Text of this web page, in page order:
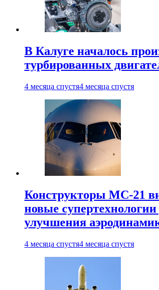
В Калуге началось
турбированных
4 месяца спустя4 месяца спустя
Конструкторы МС-21
новые супертехнологии
улучшения
4 месяца спустя4 месяца спустя